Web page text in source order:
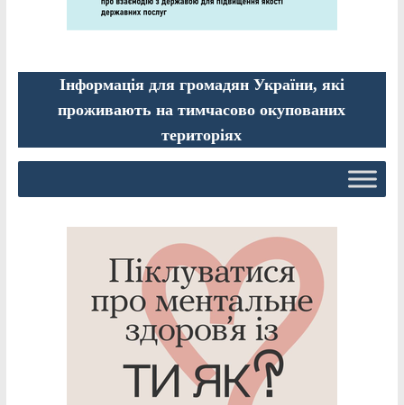
Інформація для громадян України, які
проживають на тимчасово окупованих
територіях